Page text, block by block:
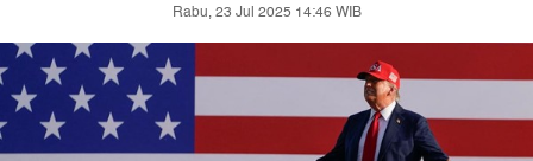
Rabu, 23 Jul 2025 14:46 WIB